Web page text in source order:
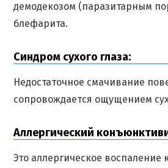
демодекозом (паразитарным
блефарита.
Синдром сухого глаза:
Недостаточное смачивание
сопровождается ощущением
Аллергический
Это аллергическое